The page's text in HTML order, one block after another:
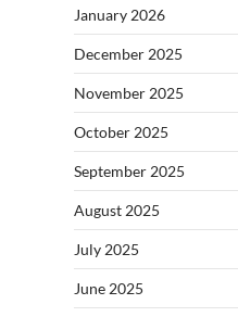
January 2026
December 2025
November 2025
October 2025
September 2025
August 2025
July 2025
June 2025